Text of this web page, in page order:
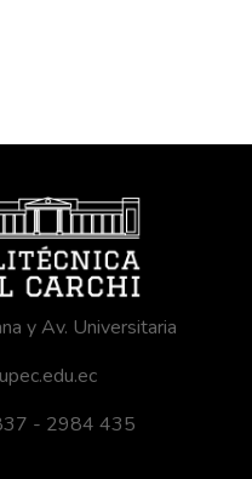
y Av. Universitaria
- 2984 435